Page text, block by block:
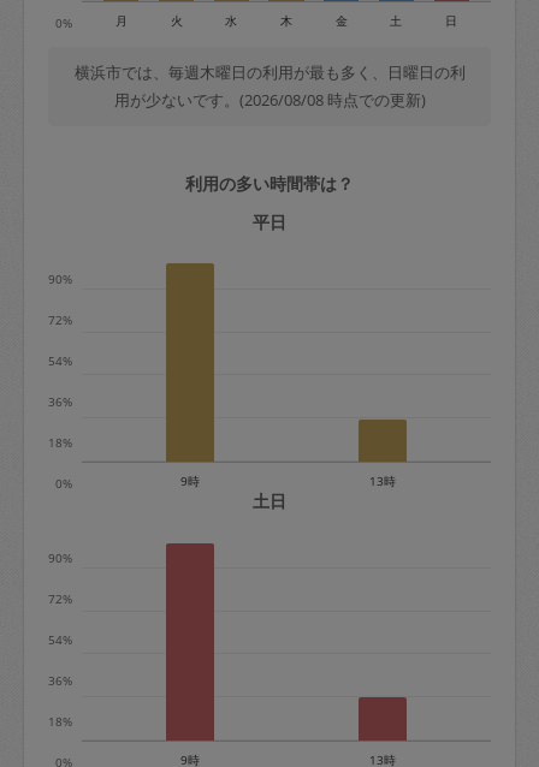
依頼者不在による当日キャンセル＝依頼
金額の100%＋交通費全額
定期契約をキャンセルする場合、毎週定
期は月2回まで隔週定期は月1回までキャ
※キャンセル料金の設定について：
0% 月 火 水 木 金 土 日
横浜市では、毎週木曜日の利用が最も多く、日曜日の利
用が少ないです。(2026/08/08 時点での更新)
利用の多い時間帯は？
平日
0%
18%
36%
54%
72%
90%
9時 13時
土日
0%
18%
36%
54%
72%
90%
9時 13時